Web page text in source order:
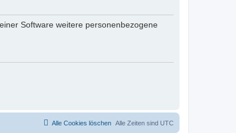
Software weitere personenbezogene
Alle Zeiten sind UTC
Alle Cookies löschen